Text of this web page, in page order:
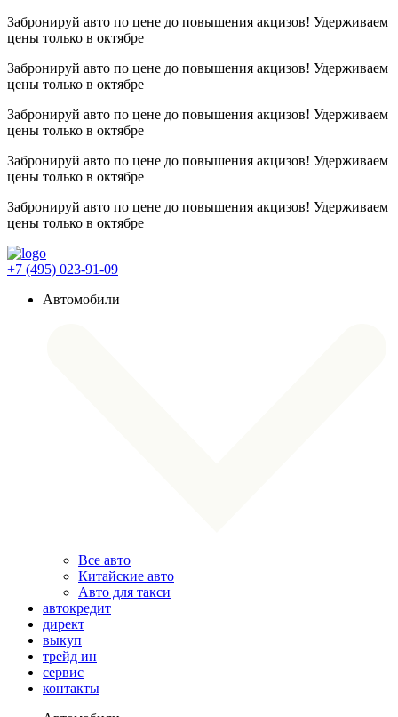
Забронируй авто по цене до повышения акцизов! Удерживаем
цены только в октябре
Забронируй авто по цене до повышения акцизов! Удерживаем
цены только в октябре
Забронируй авто по цене до повышения акцизов! Удерживаем
цены только в октябре
Забронируй авто по цене до повышения акцизов! Удерживаем
цены только в октябре
Забронируй авто по цене до повышения акцизов! Удерживаем
цены только в октябре
+7 (495) 023-91-09
Автомобили
Все авто
Китайские авто
Авто для такси
автокредит
директ
выкуп
трейд ин
сервис
контакты